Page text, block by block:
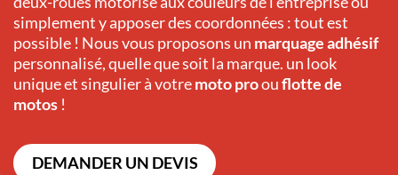
simplement y apposer des coordonnées : tout est
possible ! Nous vous proposons un marquage adhésif
personnalisé, quelle que soit la marque. un look
unique et singulier à votremoto proouflotte de
motos !
DEMANDER UN DEVIS